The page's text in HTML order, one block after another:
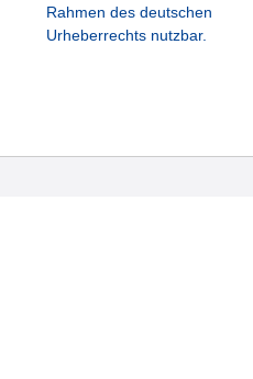
Rahmen des deutschen
Urheberrechts nutzbar.